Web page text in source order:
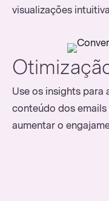
visualizações
Use os insights para
conteúdo dos
aumentar o